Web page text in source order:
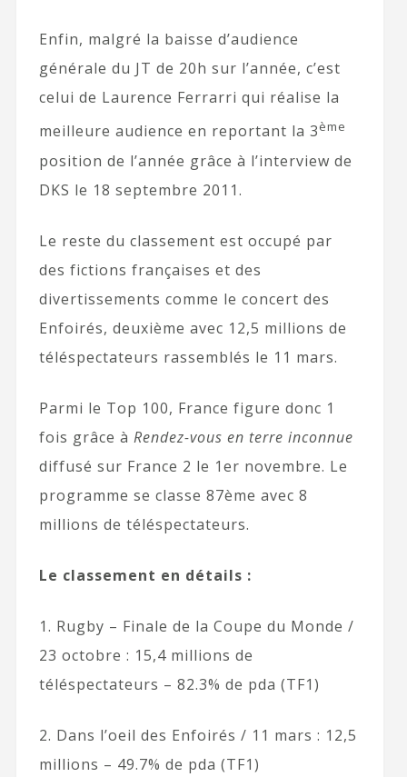
Enfin, malgré la baisse d’audience
générale du JT de 20h sur l’année, c’est
celui de Laurence Ferrarri qui réalise la
meilleure audience en reportant la 3ème
position de l’année grâce à l’interview de
DKS le 18 septembre 2011.
Le reste du classement est occupé par
des fictions françaises et des
divertissements comme le concert des
Enfoirés, deuxième avec 12,5 millions de
téléspectateurs rassemblés le 11 mars.
Parmi le Top 100, France figure donc 1
fois grâce à Rendez-vous en terre inconnue
diffusé sur France 2 le 1er novembre. Le
programme se classe 87ème avec 8
millions de téléspectateurs.
Le classement en détails :
1. Rugby – Finale de la Coupe du Monde /
23 octobre : 15,4 millions de
téléspectateurs – 82.3% de pda (TF1)
2. Dans l’oeil des Enfoirés / 11 mars : 12,5
millions – 49.7% de pda (TF1)